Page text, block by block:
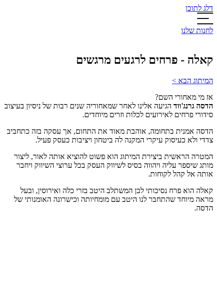
דלג לתוכן
לחנות שלנו
קאלה - פרחים לרגעים מרגשים
המיתוג הבא >
אז מי מאחורי השם?
הדסה גרנג'ווד הגיעה אלינו לאחר שמאחוריה שנים רבות של ניסיון בעיצוב
סידורי פרחים לאירועים לכלות וזרים מיוחדים.
הדסה אמנית בתחומה, אוהבת מאוד את התחום, אך עסקה בזה כתחביב
צדדי ולא כעיסוק עיקרי המקנה לה ביטחון ויציבות כעסק פעיל.
המטרה הראשית ביצירת המיתוג הוא פשוט להוציא אותה לאור, ליצור
מותג שיספר עליה ויהווה בסיס לשיווק העסק בכל ערוצי השיווק ויחבר
אותה אל קהל לקוחות.
קאלה הוא פרח נסיכותי לבן המשתלב היטב בזרי כלה ואירוסין, ובעל
מראה מיוחד שהתחבר לנו היטב עם מומחיותה וכישרונה האומנותי של
הדסה.